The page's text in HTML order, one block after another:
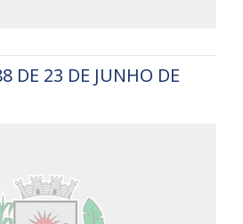
DE 23 DE JUNHO DE